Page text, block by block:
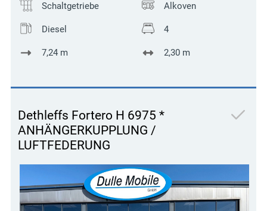
Schaltgetriebe Alkoven
Diesel 4
7,24 m 2,30 m
Dethleffs Fortero H 6975 *
ANHÄNGERKUPPLUNG /
LUFTFEDERUNG